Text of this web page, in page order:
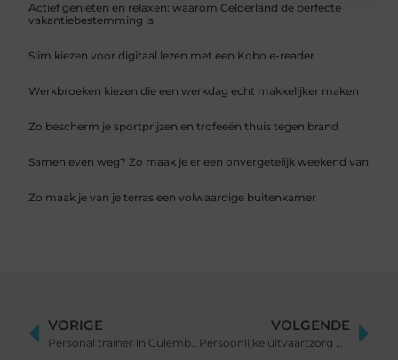
Actief genieten én relaxen: waarom Gelderland de perfecte
vakantiebestemming is
Slim kiezen voor digitaal lezen met een Kobo e-reader
Werkbroeken kiezen die een werkdag echt makkelijker maken
Zo bescherm je sportprijzen en trofeeën thuis tegen brand
Samen even weg? Zo maak je er een onvergetelijk weekend van
Zo maak je van je terras een volwaardige buitenkamer
VORIGE
Personal trainer in Culemborg voor uw ultieme resultaat
VOLGENDE
Persoonlijke uitvaartzorg met aandacht en rust – hoe doe je dat?